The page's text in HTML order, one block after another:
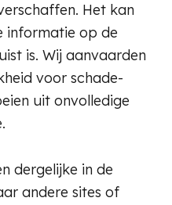
Het kan
informatie op de
is. Wij aanvaarden
voor schade-
uit onvolledige
dergelijke in de
andere sites of